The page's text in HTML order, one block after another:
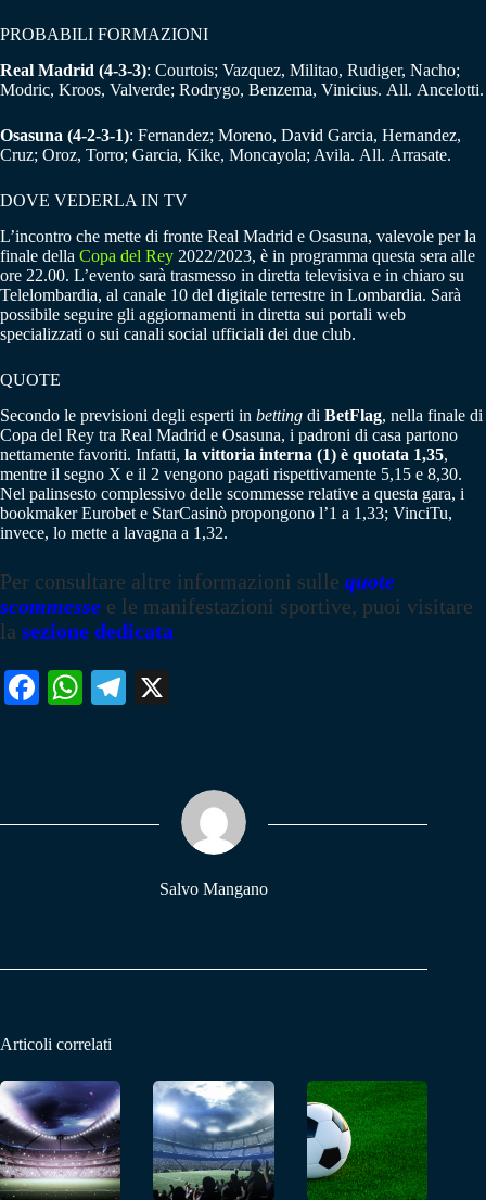
PROBABILI FORMAZIONI
Real Madrid (4-3-3): Courtois; Vazquez, Militao, Rudiger, Nacho;
Modric, Kroos, Valverde; Rodrygo, Benzema, Vinicius. All. Ancelotti.
Osasuna (4-2-3-1): Fernandez; Moreno, David Garcia, Hernandez,
Cruz; Oroz, Torro; Garcia, Kike, Moncayola; Avila. All. Arrasate.
DOVE VEDERLA IN TV
L’incontro che mette di fronte Real Madrid e Osasuna, valevole per la
finale della Copa del Rey 2022/2023, è in programma questa sera alle
ore 22.00. L’evento sarà trasmesso in diretta televisiva e in chiaro su
Telelombardia, al canale 10 del digitale terrestre in Lombardia. Sarà
possibile seguire gli aggiornamenti in diretta sui portali web
specializzati o sui canali social ufficiali dei due club.
QUOTE
Secondo le previsioni degli esperti in betting di BetFlag, nella finale di
Copa del Rey tra Real Madrid e Osasuna, i padroni di casa partono
nettamente favoriti. Infatti, la vittoria interna (1) è quotata 1,35,
mentre il segno X e il 2 vengono pagati rispettivamente 5,15 e 8,30.
Nel palinsesto complessivo delle scommesse relative a questa gara, i
bookmaker Eurobet e StarCasinò propongono l’1 a 1,33; VinciTu,
invece, lo mette a lavagna a 1,32.
Per consultare altre informazioni sulle quote
scommesse e le manifestazioni sportive, puoi visitare
la sezione dedicata
Fa W
pp
Te
m
Salvo Mangano
Articoli correlati